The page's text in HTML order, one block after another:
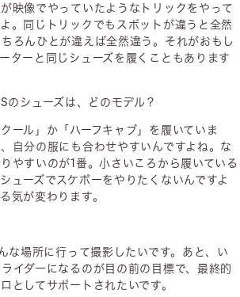
映像でやっていたようなトリックをやって
。同じトリックでもスポットが違うと全然
ろんひとが違えば全然違う。それがおもし
ターと同じシューズを履くこともあります
シューズは、どのモデル？
ール」か「ハーフキャブ」を履いていま
自分の服にも合わせやすいんですよね。な
やすいのが1番。小さいころから履いている
ューズでスケボーをやりたくないんですよ
気が変わります。
な場所に行って撮影したいです。あと、い
イダーになるのが目の前の目標で、最終的
としてサポートされたいです。